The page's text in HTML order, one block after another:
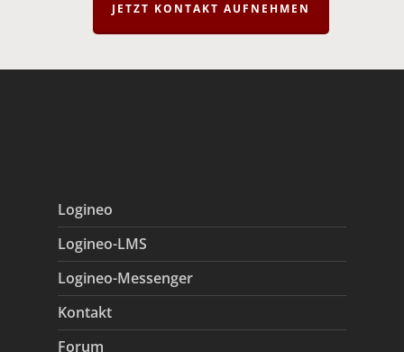
JETZT KONTAKT AUFNEHMEN
Logineo
Logineo-LMS
Logineo-Messenger
Kontakt
Forum